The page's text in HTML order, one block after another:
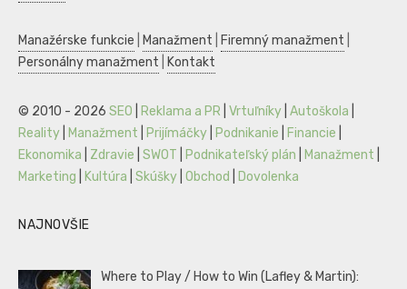
Manažérske funkcie Manažment Firemný manažment
Personálny manažment
Kontakt
© 2010 - 2026 SEO Reklama a PR Vrtuľníky Autoškola
Reality
Manažment Prijímáčky Podnikanie Financie
Ekonomika
Zdravie SWOT Podnikateľský plán Manažment
Marketing
Kultúra Skúšky Obchod Dovolenka
NAJNOVŠIE
Where to Play / How to Win (Lafley & Martin):